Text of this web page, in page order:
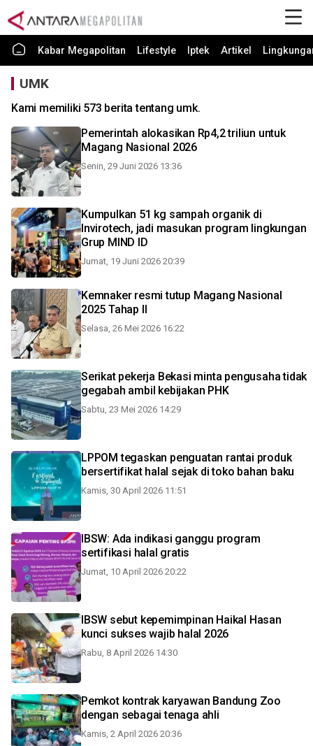
Kabar Megapolitan Lifestyle Iptek Artikel
UMK
Kami memiliki 573 berita tentang umk.
Pemerintah alokasikan Rp4,2 triliun untuk
Magang Nasional 2026
Senin, 29 Juni 2026 13:36
Kumpulkan 51 kg sampah organik di
Invirotech, jadi masukan program lingkungan
Grup MIND ID
Jumat, 19 Juni 2026 20:39
Kemnaker resmi tutup Magang Nasional
2025 Tahap II
Selasa, 26 Mei 2026 16:22
Serikat pekerja Bekasi minta pengusaha tidak
gegabah ambil kebijakan PHK
Sabtu, 23 Mei 2026 14:29
LPPOM tegaskan penguatan rantai produk
bersertifikat halal sejak di toko bahan baku
Kamis, 30 April 2026 11:51
IBSW: Ada indikasi ganggu program
sertifikasi halal gratis
Jumat, 10 April 2026 20:22
IBSW sebut kepemimpinan Haikal Hasan
kunci sukses wajib halal 2026
Rabu, 8 April 2026 14:30
Pemkot kontrak karyawan Bandung Zoo
dengan sebagai tenaga ahli
Kamis, 2 April 2026 20:36